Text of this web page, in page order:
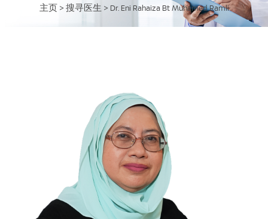
主页 > 搜寻医生 > Dr. Eni Rahaiza Bt Muhamed Ramli